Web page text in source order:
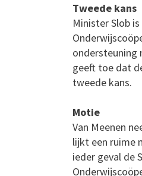
Tweede kans
Minister Slob
ondersteuning
geeft toe dat
tweede kans.
Motie
Van Meenen
lijkt een ruime
ieder geval de